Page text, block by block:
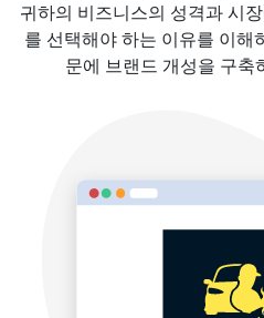
귀하의 비즈니스의 성격과 시
를 선택해야 하는 이유를 이해
문에 브랜드 개성을 구축